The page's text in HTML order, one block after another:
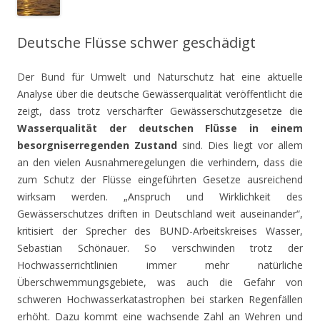
Deutsche Flüsse schwer geschädigt
Der Bund für Umwelt und Naturschutz hat eine aktuelle
Analyse über die deutsche Gewässerqualität veröffentlicht die
zeigt, dass trotz verschärfter Gewässerschutzgesetze die
Wasserqualität der deutschen Flüsse in einem
besorgniserregenden Zustand sind. Dies liegt vor allem
an den vielen Ausnahmeregelungen die verhindern, dass die
zum Schutz der Flüsse eingeführten Gesetze ausreichend
wirksam werden. „Anspruch und Wirklichkeit des
Gewässerschutzes driften in Deutschland weit auseinander“,
kritisiert der Sprecher des BUND-Arbeitskreises Wasser,
Sebastian Schönauer. So verschwinden trotz der
Hochwasserrichtlinien immer mehr natürliche
Überschwemmungsgebiete, was auch die Gefahr von
schweren Hochwasserkatastrophen bei starken Regenfällen
erhöht. Dazu kommt eine wachsende Zahl an Wehren und